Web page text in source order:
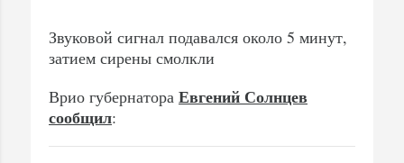
Звуковой сигнал подавался около 5 минут,
затием сирены смолкли
Врио губернатора Евгений Солнцев
сообщил: